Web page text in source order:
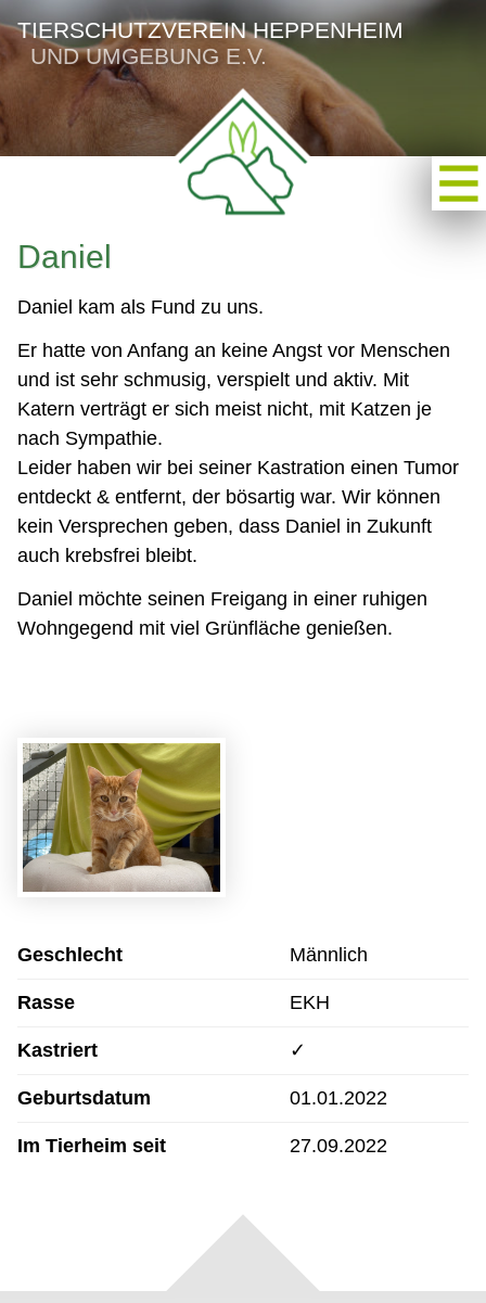
TIERSCHUTZVEREIN HEPPENHEIM
UND UMGEBUNG E.V.
Daniel
Daniel kam als Fund zu uns.
Er hatte von Anfang an keine Angst vor Menschen
und ist sehr schmusig, verspielt und aktiv. Mit
Katern verträgt er sich meist nicht, mit Katzen je
nach Sympathie.
Leider haben wir bei seiner Kastration einen Tumor
entdeckt & entfernt, der bösartig war. Wir können
kein Versprechen geben, dass Daniel in Zukunft
auch krebsfrei bleibt.
Daniel möchte seinen Freigang in einer ruhigen
Wohngegend mit viel Grünfläche genießen.
Geschlecht Männlich
Rasse EKH
Kastriert ✓
Geburtsdatum 01.01.2022
Im Tierheim seit 27.09.2022